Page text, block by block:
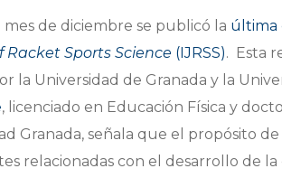
mes de diciembre se publicó la última
Racket Sports Science (IJRSS). Esta
la Universidad de Granada y la
, licenciado en Educación Física y
Granada, señala que el propósito
relacionadas con el desarrollo de